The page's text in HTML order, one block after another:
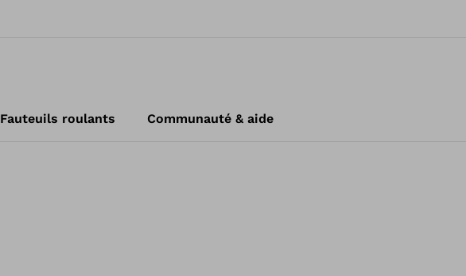
Fauteuils roulants Communauté & aide